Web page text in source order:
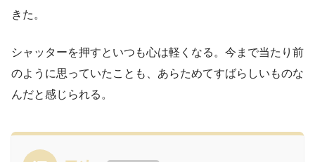
きた。
シャッターを押すといつも心は軽くなる。今まで当たり前
のように思っていたことも、あらためてすばらしいものな
んだと感じられる。